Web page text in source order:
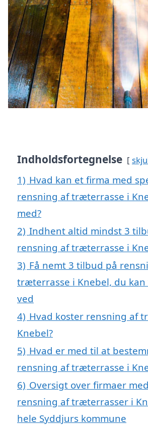
Indholdsfortegnelse
1) Hvad kan et firma med
rensning af træterrasse i
med?
2) Indhent altid mindst 3
rensning af træterrasse i
3) Få nemt 3 tilbud på
træterrasse i Knebel, du
ved
4) Hvad koster rensning af
Knebel?
5) Hvad er med til at
rensning af træterrasse i
6) Oversigt over firmaer
rensning af træterrasser i
hele Syddjurs kommune